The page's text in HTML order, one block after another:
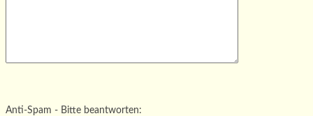
Bitte lasse dieses Feld leer.
Anti-Spam - Bitte beantworten: